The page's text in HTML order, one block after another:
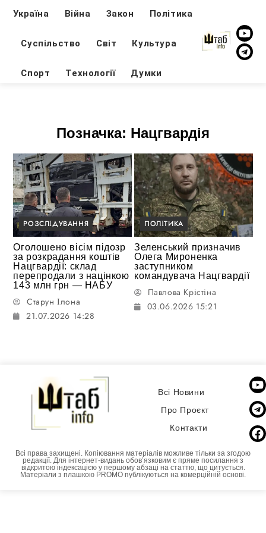
Україна Війна Закон Політика
Суспільство Світ Культура
Спорт Технології Думки
Позначка: Нацгвардія
РОЗСЛІДУВАННЯ
Оголошено вісім підозр
за розкрадання коштів
Нацгвардії: склад
перепродали з націнкою
143 млн грн — НАБУ
Старун Ілона
21.07.2026 14:28
ПОЛІТИКА
Зеленський призначив
Олега Мироненка
заступником
командувача Нацгвардії
Павлова Крістіна
03.06.2026 15:21
Всі Новини
Про Проєкт
Контакти
Всі права захищені. Копіювання матеріалів можливе тільки за згодою
редакції. Для інтернет-видань обовʼязковим є пряме посилання з
відкритою індексацією у першому абзаці на статтю, що цитується.
Матеріали з плашкою PROMO публікуються на комерційній основі.